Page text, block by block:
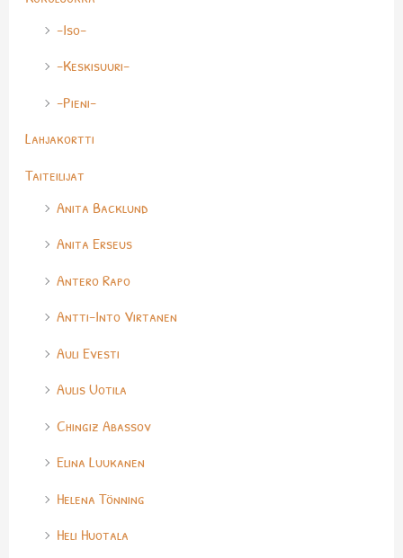
-Iso-
-Keskisuuri-
-Pieni-
Lahjakortti
Taiteilijat
Anita Backlund
Anita Erseus
Antero Rapo
Antti-Into Virtanen
Auli Evesti
Aulis Uotila
Chingiz Abassov
Elina Luukanen
Helena Tönning
Heli Huotala